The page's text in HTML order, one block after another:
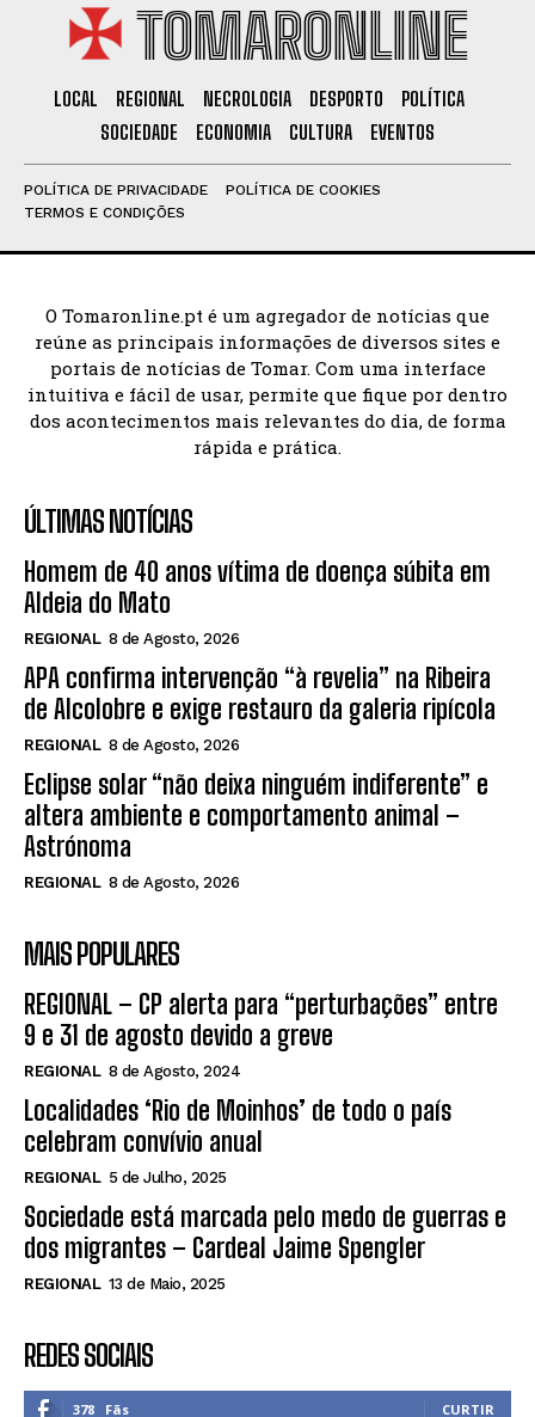
TOMARONLINE
LOCAL REGIONAL NECROLOGIA DESPORTO
POLÍTICA
SOCIEDADE
ECONOMIA CULTURA EVENTOS
POLÍTICA DE PRIVACIDADE
POLÍTICA DE COOKIES
TERMOS E CONDIÇÕES
O Tomaronline.pt é um agregador de notícias que
reúne as principais informações de diversos sites e
portais de notícias de Tomar. Com uma interface
intuitiva e fácil de usar, permite que fique por dentro
dos acontecimentos mais relevantes do dia, de forma
rápida e prática.
ÚLTIMAS NOTÍCIAS
Homem de 40 anos vítima de doença súbita em
Aldeia do Mato
REGIONAL 8 de Agosto, 2026
APA confirma intervenção “à revelia” na Ribeira
de Alcolobre e exige restauro da galeria ripícola
REGIONAL 8 de Agosto, 2026
Eclipse solar “não deixa ninguém indiferente” e
altera ambiente e comportamento animal –
Astrónoma
REGIONAL 8 de Agosto, 2026
MAIS POPULARES
REGIONAL – CP alerta para “perturbações” entre
9 e 31 de agosto devido a greve
REGIONAL 8 de Agosto, 2024
Localidades ‘Rio de Moinhos’ de todo o país
celebram convívio anual
REGIONAL 5 de Julho, 2025
Sociedade está marcada pelo medo de guerras e
dos migrantes – Cardeal Jaime Spengler
REGIONAL 13 de Maio, 2025
REDES SOCIAIS
378 Fãs CURTIR